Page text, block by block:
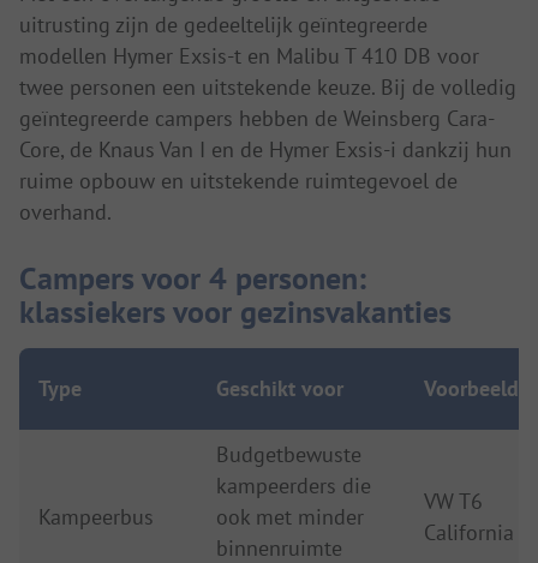
uitrusting zijn de gedeeltelijk geïntegreerde
modellen Hymer Exsis-t en Malibu T 410 DB voor
twee personen een uitstekende keuze. Bij de volledig
geïntegreerde campers hebben de Weinsberg Cara-
Core, de Knaus Van I en de Hymer Exsis-i dankzij hun
ruime opbouw en uitstekende ruimtegevoel de
overhand.
Campers voor 4 personen:
klassiekers voor gezinsvakanties
Type Geschikt voor
Kampeerbus
Budgetbewuste
kampeerders die
ook met minder
binnenruimte
VW T6
California